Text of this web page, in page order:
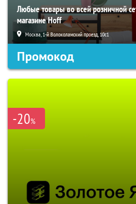
Любые товары во всей розничной
магазине Hoff
Москва, 1-й Волоколамский проезд, 10с1
Промокод
-20%